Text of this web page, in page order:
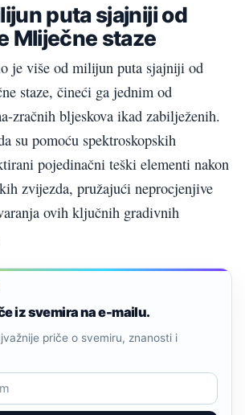
puta sjajniji od
Mliječne staze
je više od milijun puta sjajniji od
staze, čineći ga jednim od
zračnih bljeskova ikad zabilježenih.
su pomoću spektroskopskih
pojedinačni teški elementi nakon
zvijezda, pružajući neprocjenjive
ovih ključnih gradivnih
iz svemira na e-mailu.
priče o svemiru, znanosti i